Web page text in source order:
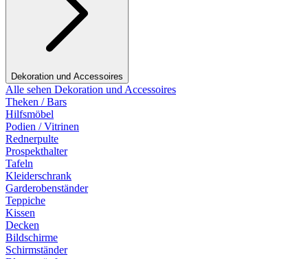
Dekoration und Accessoires
Alle sehen Dekoration und Accessoires
Theken / Bars
Hilfsmöbel
Podien / Vitrinen
Rednerpulte
Prospekthalter
Tafeln
Kleiderschrank
Garderobenständer
Teppiche
Kissen
Decken
Bildschirme
Schirmständer